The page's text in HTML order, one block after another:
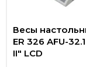
Весы
ER 326 AFU-
II" LCD